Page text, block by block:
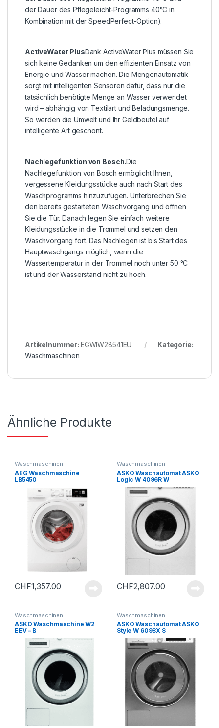
der Dauer des Pflegeleicht-Programms 40°C in
Kombination mit der SpeedPerfect-Option).
ActiveWater PlusDank ActiveWater Plus müssen Sie
sich keine Gedanken um den effizienten Einsatz von
Energie und Wasser machen. Die Mengenautomatik
sorgt mit intelligenten Sensoren dafür, dass nur die
tatsächlich benötigte Menge an Wasser verwendet
wird – abhängig von Textilart und Beladungsmenge.
So werden die Umwelt und Ihr Geldbeutel auf
intelligente Art geschont.
Nachlegefunktion von Bosch.Die
Nachlegefunktion von Bosch ermöglicht Ihnen,
vergessene Kleidungsstücke auch nach Start des
Waschprogramms hinzuzufügen. Unterbrechen Sie
den bereits gestarteten Waschvorgang und öffnen
Sie die Tür. Danach legen Sie einfach weitere
Kleidungsstücke in die Trommel und setzen den
Waschvorgang fort. Das Nachlegen ist bis Start des
Hauptwaschgangs möglich, wenn die
Wassertemperatur in der Trommel noch unter 50 °C
ist und der Wasserstand nicht zu hoch.
Artikelnummer: EGWIW28541EU
Kategorie:
Waschmaschinen
Ähnliche Produkte
Waschmaschinen
AEG Waschmaschine
LB5450
CHF1,357.00
Waschmaschinen
ASKO Waschautomat ASKO
Logic W 4096R W
CHF2,807.00
Waschmaschinen
ASKO Waschmaschine W2
EEV – B
Waschmaschinen
ASKO Waschautomat ASKO
Style W 6098X S